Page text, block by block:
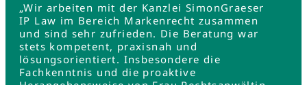
„Wir arbeiten mit der Kanzlei SimonGraeser
IP Law im Bereich Markenrecht zusammen
und sind sehr zufrieden. Die Beratung war
stets kompetent, praxisnah und
lösungsorientiert. Insbesondere die
Fachkenntnis und die proaktive